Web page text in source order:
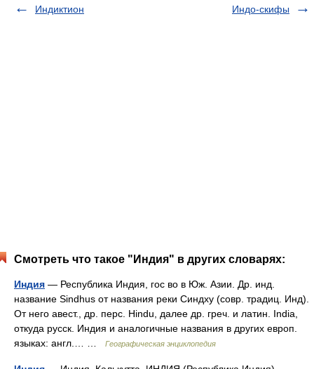
Индиктион Индо-скифы
Смотреть что такое "Индия" в других словарях:
Индия — Республика Индия, гос во в Юж. Азии. Др. инд.
название Sindhus от названия реки Синдху (совр. традиц. Инд).
От него авест., др. перс. Hindu, далее др. греч. и латин. India,
откуда русск. Индия и аналогичные названия в других европ.
языках: англ.… …
Географическая энциклопедия